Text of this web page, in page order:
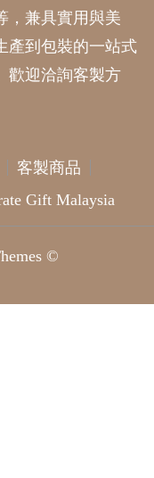
，兼具實用與美
產到包裝的一站式
歡迎洽詢客製方
客製商品
Gift Malaysia
©